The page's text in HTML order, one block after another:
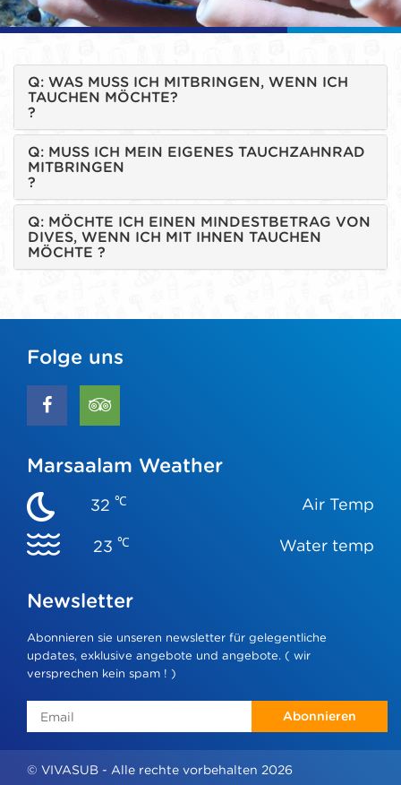
Q: WAS MUSS ICH MITBRINGEN, WENN ICH
TAUCHEN MÖCHTE?
?
Q: MUSS ICH MEIN EIGENES TAUCHZAHNRAD ​​
MITBRINGEN
?
Q: MÖCHTE ICH EINEN MINDESTBETRAG VON
DIVES, WENN ICH MIT IHNEN TAUCHEN
MÖCHTE ?
Folge uns
Marsaalam Weather
32 ℃ Air Temp
23 ℃ Water temp
Newsletter
Abonnieren sie unseren newsletter für gelegentliche
updates, exklusive angebote und angebote. ( wir
versprechen kein spam ! )
Abonnieren
© VIVASUB - Alle rechte vorbehalten 2026